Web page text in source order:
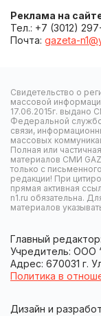
Реклама на
Тел.: +7 (3012)
Почта: gazeta-
Свидетельство о
массовой
17.06.2015г. выдано
Федеральной
связи,
массовых
Полная или
материалов СМИ
только с
редакции! При
прямая активная
n1.ru обязательна.
материалов
Главный
Учредитель: ООО
Адрес: 670031 г.
Политика в
Дизайн и